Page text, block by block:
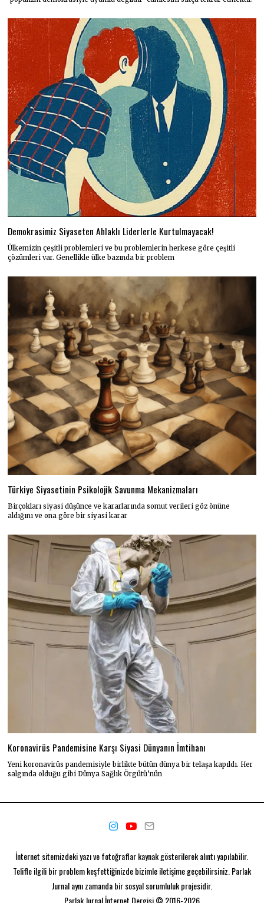
Demokrasimiz Siyaseten Ahlaklı Liderlerle Kurtulmayacak!
Ülkemizin çeşitli problemleri ve bu problemlerin herkese göre çeşitli
çözümleri var. Genellikle ülke bazında bir problem
Türkiye Siyasetinin Psikolojik Savunma Mekanizmaları
Birçokları siyasi düşünce ve kararlarında somut verileri göz önüne
aldığını ve ona göre bir siyasi karar
Koronavirüs Pandemisine Karşı Siyasi Dünyanın İmtihanı
Yeni koronavirüs pandemisiyle birlikte bütün dünya bir telaşa kapıldı. Her
salgında olduğu gibi Dünya Sağlık Örgütü’nün
İnternet sitemizdeki yazı ve fotoğraflar kaynak gösterilerek alıntı yapılabilir.
Telifle ilgili bir problem keşfettiğinizde bizimle iletişime geçebilirsiniz. Parlak
Jurnal aynı zamanda birsosyal sorumluluk projesidir.
Parlak Jurnalİnternet Dergisi © 2016-2026